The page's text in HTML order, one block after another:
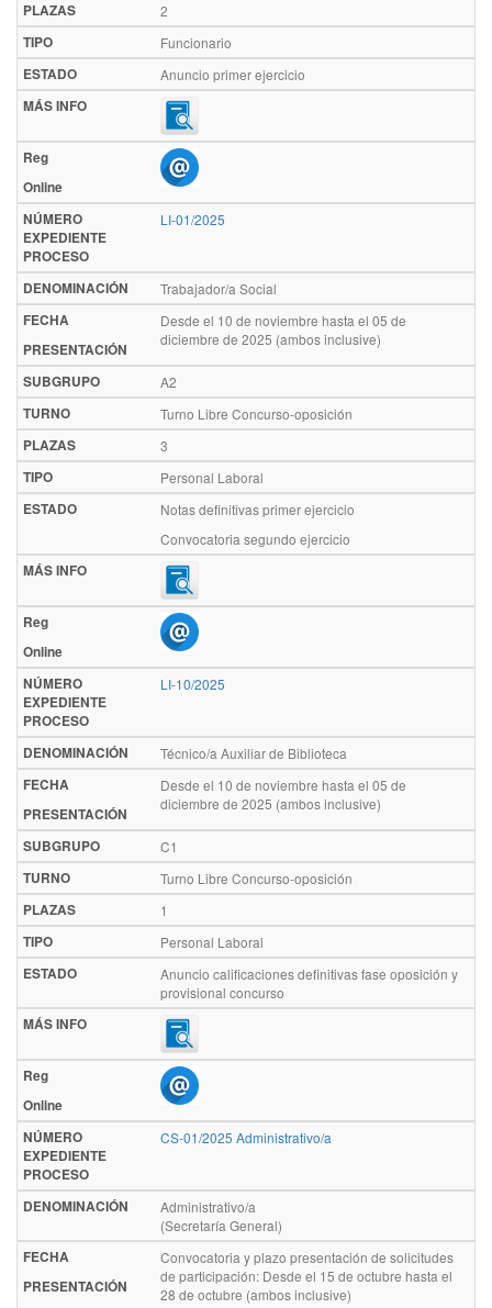
PLAZAS
2
TIPO
Funcionario
ESTADO
Anuncio primer ejercicio
MÁS INFO
Reg
Online
NÚMERO
EXPEDIENTE
PROCESO
LI-01/2025
DENOMINACIÓN
Trabajador/a Social
FECHA
PRESENTACIÓN
Desde el 10 de noviembre hasta el 05 de
diciembre de 2025 (ambos inclusive)
SUBGRUPO
A2
TURNO
Turno Libre Concurso-oposición
PLAZAS
3
TIPO
Personal Laboral
ESTADO
Notas definitivas primer ejercicio
Convocatoria segundo ejercicio
MÁS INFO
Reg
Online
NÚMERO
EXPEDIENTE
PROCESO
LI-10/2025
DENOMINACIÓN
Técnico/a Auxiliar de Biblioteca
FECHA
PRESENTACIÓN
Desde el 10 de noviembre hasta el 05 de
diciembre de 2025 (ambos inclusive)
SUBGRUPO
C1
TURNO
Turno Libre Concurso-oposición
PLAZAS
1
TIPO
Personal Laboral
ESTADO
Anuncio calificaciones definitivas fase oposición y
provisional concurso
MÁS INFO
Reg
Online
NÚMERO
EXPEDIENTE
PROCESO
CS-01/2025 Administrativo/a
DENOMINACIÓN
Administrativo/a
(Secretaría General)
FECHA
PRESENTACIÓN
Convocatoria y plazo presentación de solicitudes
de participación: Desde el 15 de octubre hasta el
28 de octubre (ambos inclusive)